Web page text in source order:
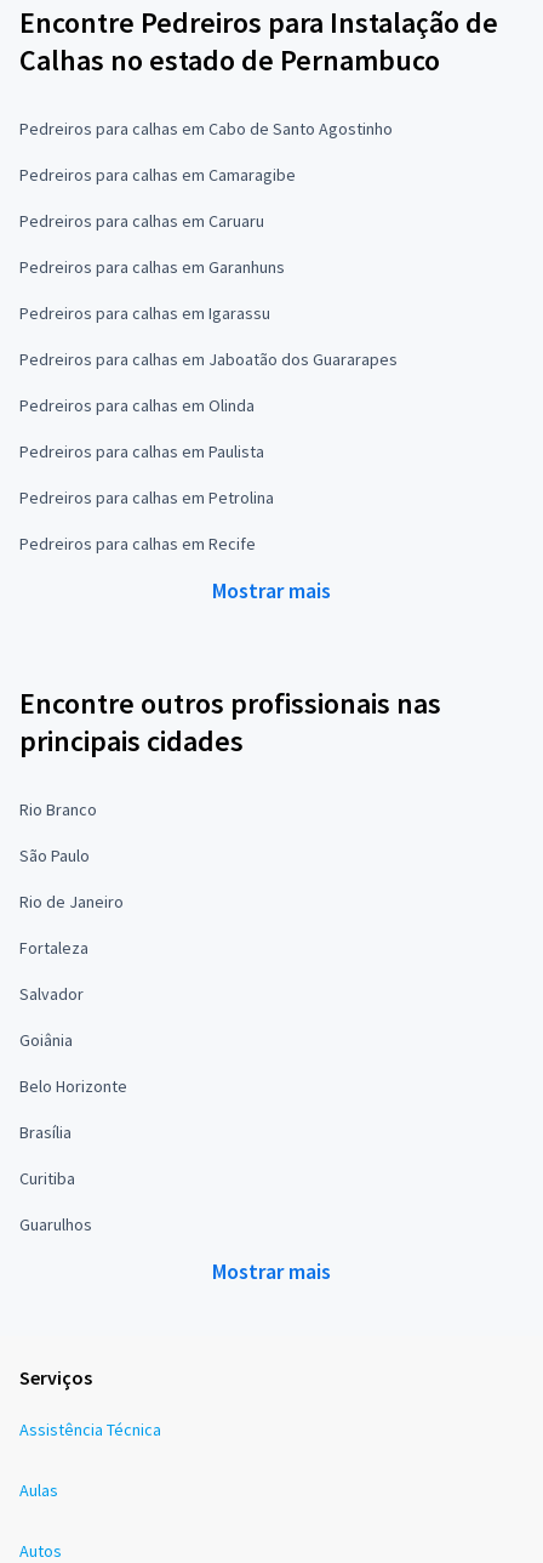
Encontre Pedreiros para Instalação de
Calhas no estado de Pernambuco
Pedreiros para calhas em Cabo de Santo Agostinho
Pedreiros para calhas em Camaragibe
Pedreiros para calhas em Caruaru
Pedreiros para calhas em Garanhuns
Pedreiros para calhas em Igarassu
Pedreiros para calhas em Jaboatão dos Guararapes
Pedreiros para calhas em Olinda
Pedreiros para calhas em Paulista
Pedreiros para calhas em Petrolina
Pedreiros para calhas em Recife
Mostrar mais
Encontre outros profissionais nas
principais cidades
Rio Branco
São Paulo
Rio de Janeiro
Fortaleza
Salvador
Goiânia
Belo Horizonte
Brasília
Curitiba
Guarulhos
Mostrar mais
Serviços
Assistência Técnica
Aulas
Autos